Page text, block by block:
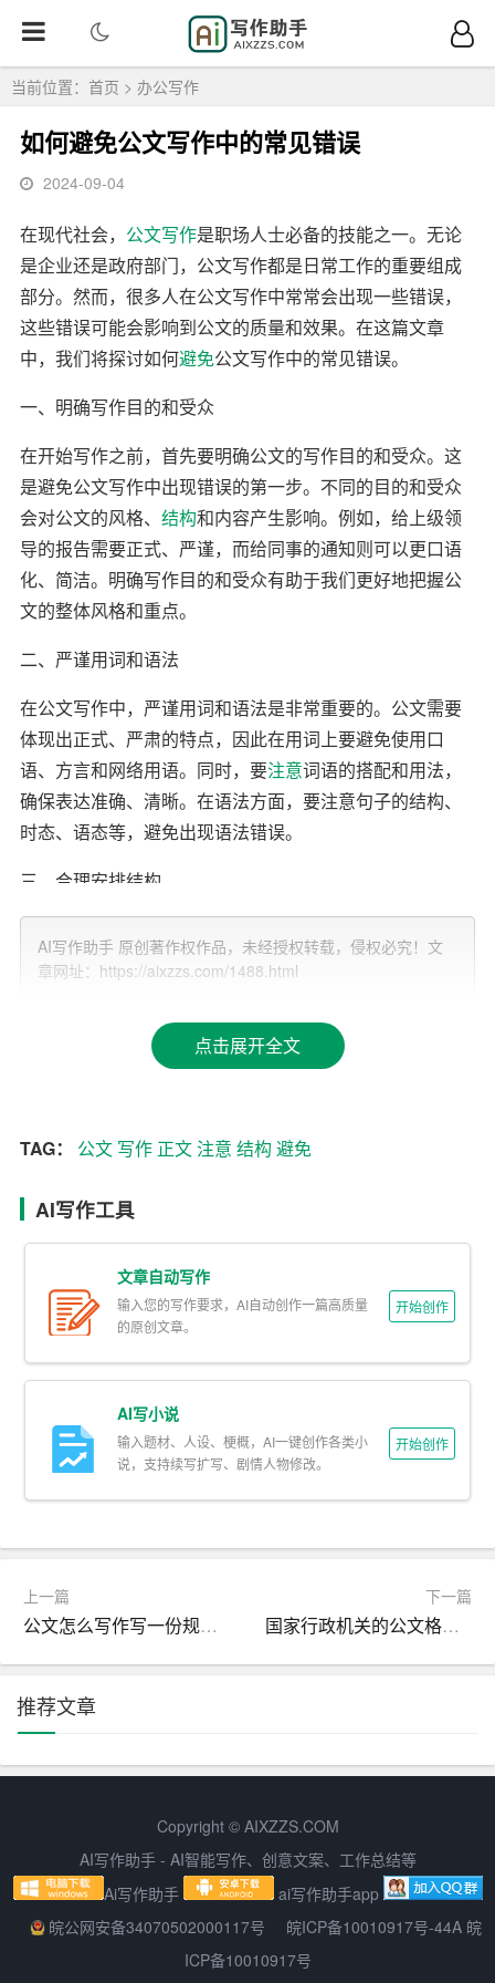
当前位置： 首页 > 办公写作
如何避免公文写作中的常见错误
2024-09-04
在现代社会， 公文写作是职场人士必备的技能之一。无论
是企业还是政府部门，公文写作都是日常工作的重要组成
部分。然而，很多人在公文写作中常常会出现一些错误，
这些错误可能会影响到公文的质量和效果。在这篇文章
中，我们将探讨如何避免公文写作中的常见错误。
一、明确写作目的和受众
在开始写作之前，首先要明确公文的写作目的和受众。这
是避免公文写作中出现错误的第一步。不同的目的和受众
会对公文的风格、 结构和内容产生影响。例如，给上级领
导的报告需要正式、严谨，而给同事的通知则可以更口语
化、简洁。明确写作目的和受众有助于我们更好地把握公
文的整体风格和重点。
二、严谨用词和语法
在公文写作中，严谨用词和语法是非常重要的。公文需要
体现出正式、严肃的特点，因此在用词上要避免使用口
语、方言和网络用语。同时，要注意词语的搭配和用法，
确保表达准确、清晰。在语法方面，要注意句子的结构、
时态、语态等，避免出现语法错误。
三、合理安排结构
分，要简洁明了地引出主题，不要过多地陈述背景和铺
次，突出重点，做到条理清晰、论证充分。结尾部分要简
洁有力，总结全文，并提出明确的结论或建议。
公文格式是公文写作的重要方面。一份规范的公文格式不
解。要注意排版、字体、字号、行间距、页边距等细节。
此外，还要注意公文的格式规范，如标题、正文、段落、
五、反复修改和审阅
公文写作是一个反复修改和完善的过程。在完成初稿后，
要进行多次修改和审阅，以确保公文的质量和效果。在这
个过程中，可以自己阅读、也可以请同事或领导帮忙把
关，从不同角度发现问题并进行修改。修改时要注意检查
语法、用词、格式等方面，确保没有遗漏。
六、培养良好的写作习惯
避免公文写作中的常见错误，还需要培养良好的写作习
惯。这包括定期进行写作练习、积累词汇和素材、总结写
总之，公文写作是职场人士必备的技能之一。避免公文写
作中的常见错误，需要我们明确写作目的和受众、严谨用
阅，以及培养良好的写作习惯。只有掌握了这些技巧和方
法，才能提高公文的质量和效果，为自己的职业发展奠定
坚实基础。
AI写作助手 原创著作权作品，未经授权转载，侵权必究！文
章网址：https://aixzzs.com/1488.html
点击展开全文
TAG： 公文 写作 正文注意 结构 避免
AI写作工具
文章自动写作
输入您的写作要求，AI自动创作一篇高质量
的原创文章。
开始创作
AI写小说
输入题材、人设、梗概，AI一键创作各类小
说，支持续写扩写、剧情人物修改。
开始创作
上一篇
公文怎么写作写一份规范的公文
下一篇
国家行政机关的公文格式 如何正确地书写公文
推荐文章
Copyright © AIXZZS.COM
AI写作助手 - AI智能写作、创意文案、工作总结等
Ai写作助手
ai写作助手app
皖公网安备34070502000117号
皖ICP备10010917号-44A 皖
ICP备10010917号